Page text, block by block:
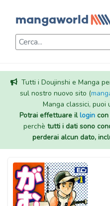
Tutti i Doujinshi e Manga
sul nostro nuovo sito (
Manga classici, puoi
Potrai effettuare illogincon
perchè tutti i dati sono
perderai alcun dato,